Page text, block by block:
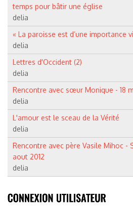
temps pour bâtir une église
delia
« La paroisse est d’une importance
delia
Lettres d'Occident (2)
delia
Rencontre avec sœur Monique - 18
delia
L'amour est le sceau de la Vérité
delia
Rencontre avec père Vasile Mihoc -
aout 2012
delia